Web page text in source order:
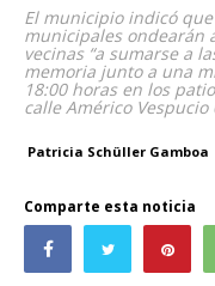
El municipio indicó
municipales ondearán
vecinas “a sumarse a
memoria junto a una
18:00 horas en los
calle Américo Vespucio
Patricia Schüller Gamboa
Comparte esta noticia